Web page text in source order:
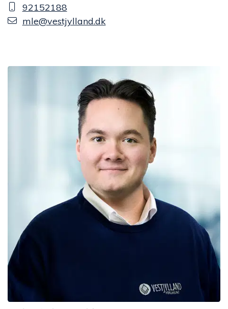
92152188
mle@vestjylland.dk